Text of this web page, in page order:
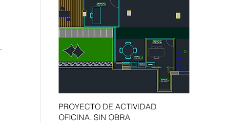
Vista rápida
PROYECTO DE ACTIVIDAD
OFICINA. SIN OBRA